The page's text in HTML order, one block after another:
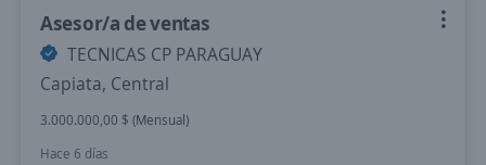
Asesor/a de ventas
TECNICAS CP PARAGUAY
Capiata, Central
3.000.000,00 $ (Mensual)
Hace 6 días